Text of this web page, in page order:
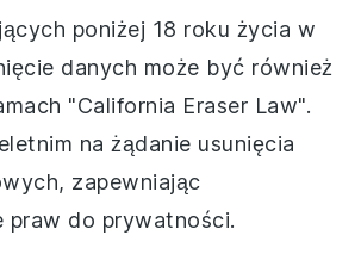
poniżej 18 roku życia w
danych może być również
"California Eraser Law".
na żądanie usunięcia
zapewniając
praw do prywatności.